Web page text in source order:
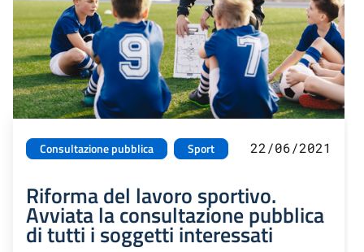
Consultazione pubblica Sport 22/06/2021
Riforma del lavoro sportivo.
Avviata la consultazione pubblica
di tutti i soggetti interessati